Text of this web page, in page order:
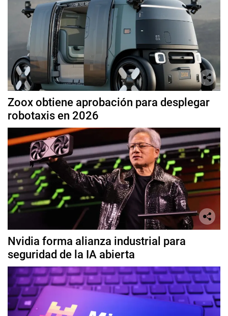
Zoox obtiene aprobación para desplegar
robotaxis en 2026
Nvidia forma alianza industrial para
seguridad de la IA abierta